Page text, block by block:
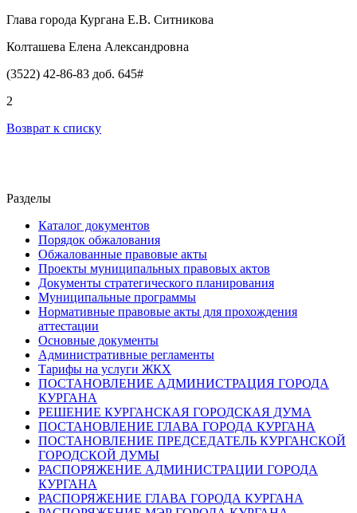
Глава города Кургана Е.В. Ситникова
Колташева Елена Александровна
(3522) 42-86-83 доб. 645#
2
Возврат к списку
Разделы
Каталог документов
Порядок обжалования
Обжалованные правовые акты
Проекты муниципальных правовых актов
Документы стратегического планирования
Муниципальные программы
Нормативные правовые акты для прохождения
аттестации
Основные документы
Административные регламенты
Тарифы на услуги ЖКХ
ПОСТАНОВЛЕНИЕ АДМИНИСТРАЦИЯ ГОРОДА
КУРГАНА
РЕШЕНИЕ КУРГАНСКАЯ ГОРОДСКАЯ ДУМА
ПОСТАНОВЛЕНИЕ ГЛАВА ГОРОДА КУРГАНА
ПОСТАНОВЛЕНИЕ ПРЕДСЕДАТЕЛЬ КУРГАНСКОЙ
ГОРОДСКОЙ ДУМЫ
РАСПОРЯЖЕНИЕ АДМИНИСТРАЦИИ ГОРОДА
КУРГАНА
РАСПОРЯЖЕНИЕ ГЛАВА ГОРОДА КУРГАНА